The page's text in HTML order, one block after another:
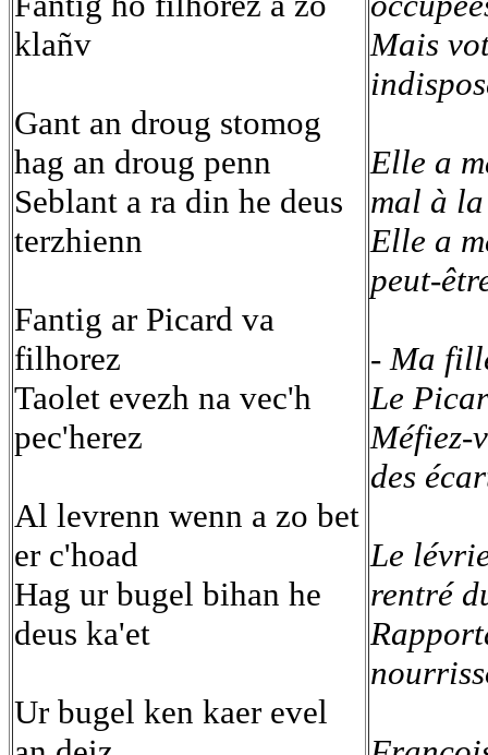
klañv
Gant an droug stomog
hag an droug penn
Seblant a ra din he deus
terzhienn
Fantig ar Picard va
filhorez
Taolet evezh na vec'h
pec'herez
Al levrenn wenn a zo bet
er c'hoad
Hag ur bugel bihan he
deus ka'et
Ur bugel ken kaer evel
Mais
Elle a
mal à
Elle a
peut-
- Ma
Le
Méfiez-
des
Le
rentré